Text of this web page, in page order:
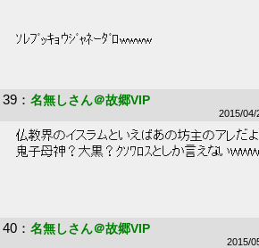
ｿﾚﾌﾞｯｷｮｳｼﾞｬﾈｰﾀﾞﾛwwww
39 ： 名無しさん＠故郷VIP
2015/04/
仏教界のイスラムといえばあの坊主のアレだ
鬼子母神？大黒？ｸｿﾜﾛｽとしか言えない
40 ： 名無しさん＠故郷VIP
2015/